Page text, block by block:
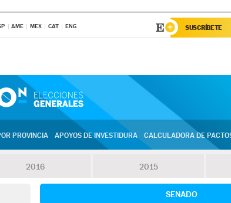
AME MEX CAT ENG SUSCRÍBETE
PROVINCIA APOYOS DE INVESTIDURA CALCULADORA DE
2016 2015
SENADO